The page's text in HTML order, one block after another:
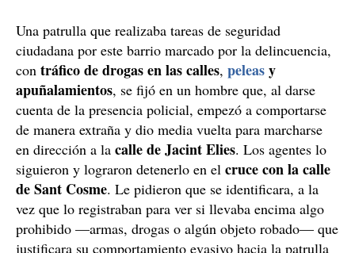
Una patrulla que realizaba tareas de seguridad
ciudadana por este barrio marcado por la delincuencia,
con tráfico de drogas en las calles, peleasy
apuñalamientos, se fijó en un hombre que, al darse
cuenta de la presencia policial, empezó a comportarse
de manera extraña y dio media vuelta para marcharse
en dirección a la calle de Jacint Elies. Los agentes lo
siguieron y lograron detenerlo en el cruce con la calle
de Sant Cosme. Le pidieron que se identificara, a la
vez que lo registraban para ver si llevaba encima algo
prohibido —armas, drogas o algún objeto robado— que
justificara su comportamiento evasivo hacia la patrulla